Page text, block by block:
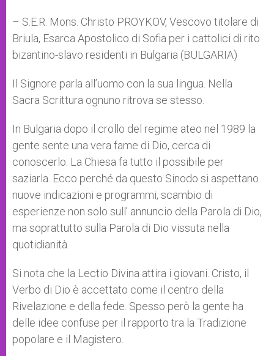
– S.E.R. Mons. Christo PROYKOV, Vescovo titolare di
Briula, Esarca Apostolico di Sofia per i cattolici di rito
bizantino-slavo residenti in Bulgaria (BULGARIA)
Il Signore parla all’uomo con la sua lingua. Nella
Sacra Scrittura ognuno ritrova se stesso.
In Bulgaria dopo il crollo del regime ateo nel 1989 la
gente sente una vera fame di Dio, cerca di
conoscerlo. La Chiesa fa tutto il possibile per
saziarla. Ecco perché da questo Sinodo si aspettano
nuove indicazioni e programmi, scambio di
esperienze non solo sull’ annuncio della Parola di Dio,
ma soprattutto sulla Parola di Dio vissuta nella
quotidianità.
Si nota che la Lectio Divina attira i giovani. Cristo, il
Verbo di Dio è accettato come il centro della
Rivelazione e della fede. Spesso però la gente ha
delle idee confuse per il rapporto tra la Tradizione
popolare e il Magistero.